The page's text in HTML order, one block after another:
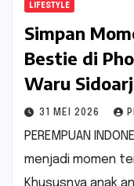
LIFESTYLE
Simpan
Bestie di
Waru
31 MEI 2026
PEREMPUAN
menjadi momen
Khususnya anak